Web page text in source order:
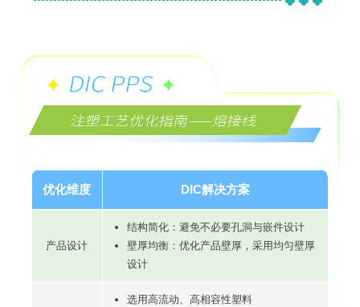
优化维度 DIC解决方案
产品设计
结构简化：避免不必要孔洞与嵌件设计
壁厚均衡：优化产品壁厚，采用均匀壁厚
设计
选用高流动、高相容性塑料